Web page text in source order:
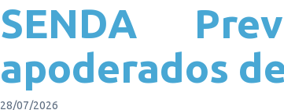
SENDA
apoderados
28/07/2026